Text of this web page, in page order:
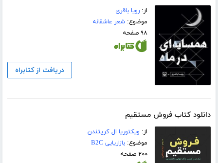
از:رویا باقری
موضوع:شعر عاشقانه
۹۸ صفحه
دریافت از کتابراه
دانلود کتاب فروش مستقیم
از: ویکتوریا ال کریتندن
موضوع:بازاریابی B2C
۲۰۰ صفحه